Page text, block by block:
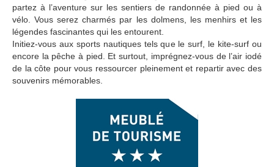
partez à l’aventure sur les sentiers de randonnée à pied ou à
vélo. Vous serez charmés par les dolmens, les menhirs et les
légendes fascinantes qui les entourent.
Initiez-vous aux sports nautiques tels que le surf, le kite-surf ou
encore la pêche à pied. Et surtout, imprégnez-vous de l’air iodé
de la côte pour vous ressourcer pleinement et repartir avec des
souvenirs mémorables.